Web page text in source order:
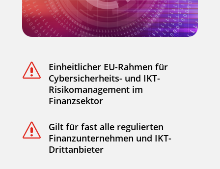
s
Einheitlicher EU-Rahmen für
Cybersicherheits- und IKT-
Risikomanagement im
Finanzsektor
s
Gilt für fast alle regulierten
Finanzunternehmen und IKT-
Drittanbieter